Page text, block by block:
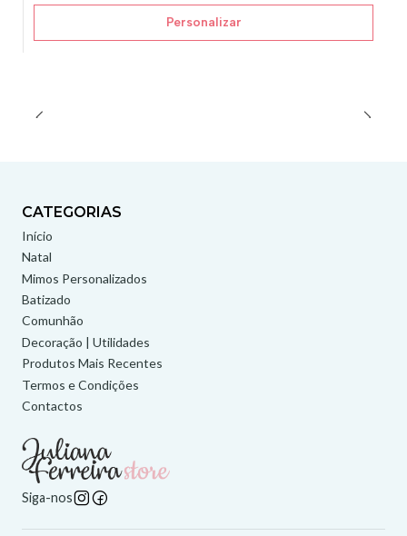
Personalizar
CATEGORIAS
Início
Natal
Mimos Personalizados
Batizado
Comunhão
Decoração | Utilidades
Produtos Mais Recentes
Termos e Condições
Contactos
Siga-nos